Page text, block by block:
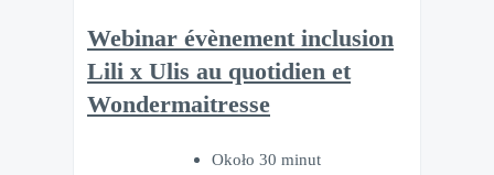
Webinar évènement inclusion
Lili x Ulis au quotidien et
Wondermaitresse
Około 30 minut